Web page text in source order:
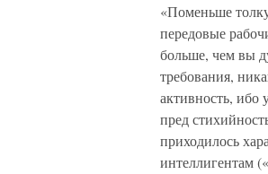
«Поменьше
передовые
больше, чем вы
требования,
активность, ибо
пред
приходилось
интеллигентам